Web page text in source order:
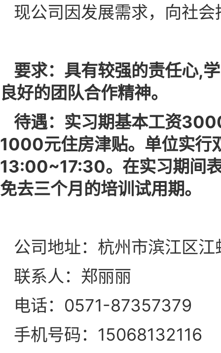
现公司因发展需求，向社
要求：具有较强的责任心,
良好的团队合作精神。
待遇：实习期基本工资3
1000元住房津贴。单位实
13:00~17:30。在实习期间
免去三个月的培训试用期。
公司地址：杭州市滨江区
联系人：郑丽丽
电话：0571-87357379
手机号码：15068132116